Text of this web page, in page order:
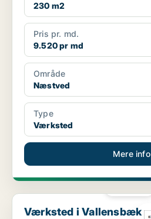
230 m2
Pris pr. md.
9.520 pr md
Område
Næstved
Type
Værksted
Mere info
Værksted i Vallensbæk
Værksted i Vallensbæk